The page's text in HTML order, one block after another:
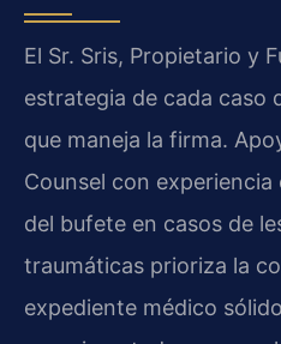
El Sr. Sris, Propietario y
estrategia de cada caso
que maneja la firma.
Counsel con
del bufete en casos de
traumáticas prioriza la
expediente médico